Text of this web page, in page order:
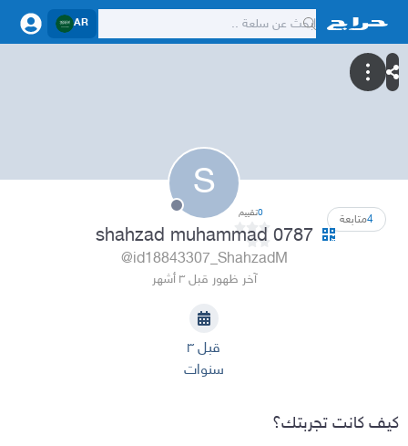
AR
S
4متابعة 0تقييم
shahzad muhammad 0787
@id18843307_ShahzadM
آخر ظهور قبل ٣ أشهر
قبل ٣
سنوات
كيف كانت تجربتك؟